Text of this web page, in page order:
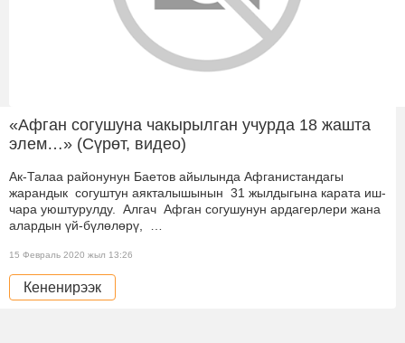
«Афган согушуна чакырылган учурда 18 жашта
элем…» (Сүрөт, видео)
Ак-Талаа районунун Баетов айылында Афганистандагы
жарандык согуштун аякталышынын 31 жылдыгына карата иш-
чара уюштурулду. Алгач Афган согушунун ардагерлери жана
алардын үй-бүлөлөрү, …
15 Февраль 2020 жыл 13:26
Кененирээк